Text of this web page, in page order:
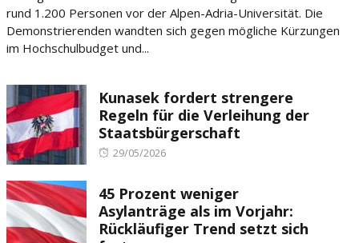
rund 1.200 Personen vor der Alpen-Adria-Universität. Die
Demonstrierenden wandten sich gegen mögliche Kürzungen
im Hochschulbudget und...
Kunasek fordert strengere
Regeln für die Verleihung der
Staatsbürgerschaft
Posted
29/05/2026
45 Prozent weniger
Asylanträge als im Vorjahr:
Rückläufiger Trend setzt sich